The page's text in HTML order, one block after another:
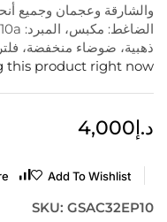
والشارقة وعجمان وجميع
ذهبية، ضوضاء منخفضة، فلتر
this product right now
د.إ4,000
Add To Wishlist
SKU: GSAC32EP10